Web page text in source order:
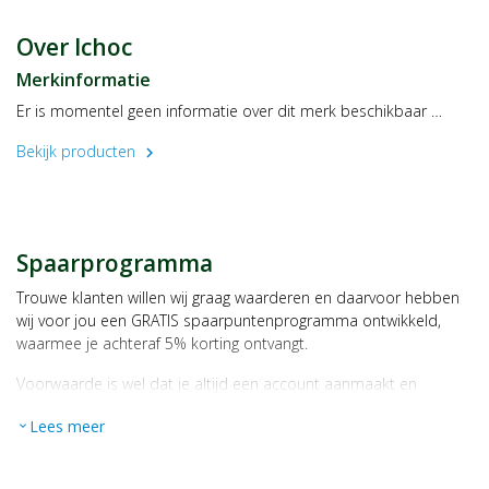
Ecofinia GmbH
Diebrocker Str. 17
32051 Herford
Duitsland
Over Ichoc
Merkinformatie
Er is momentel geen informatie over dit merk beschikbaar …
Bekijk producten
chevron_right
Spaarprogramma
Trouwe klanten willen wij graag waarderen en daarvoor hebben
wij voor jou een GRATIS spaarpuntenprogramma ontwikkeld,
waarmee je achteraf 5% korting ontvangt.
Voorwaarde is wel dat je altijd een account aanmaakt en
Bij iedere bestelling ontvang je per bestede euro 1 spaarpunt,
expand_more Lees meer